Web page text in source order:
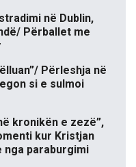
në Dublin,
Përballet me
Përleshja në
si e sulmoi
kronikën e zezë”,
kur Kristjan
nga paraburgimi